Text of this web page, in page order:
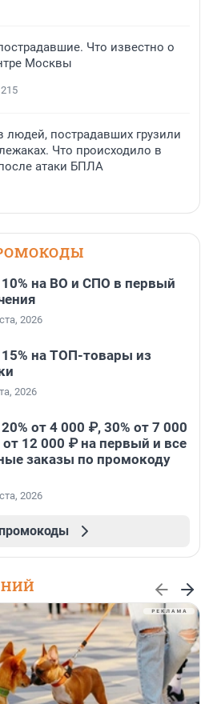
Что известно о
Москвы
215
людей, пострадавших грузили
Что происходило в
атаки БПЛА
на ВО и СПО в первый
2026
на ТОП-товары из
2026
от 4 000 ₽, 30% от 7 000
от 12 000 ₽ на первый и все
заказы по промокоду
2026